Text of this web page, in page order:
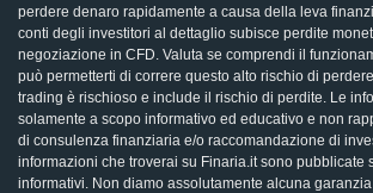
perdere denaro rapidamente a causa della leva
conti degli investitori al dettaglio subisce perdite
negoziazione in CFD. Valuta se comprendi il
può permetterti di correre questo alto rischio di perdere
trading è rischioso e include il rischio di perdite. Le
solamente a scopo informativo ed educativo e non
di consulenza finanziaria e/o raccomandazione di
informazioni che troverai su Finaria.it sono pubblicate
informativi. Non diamo assolutamente alcuna